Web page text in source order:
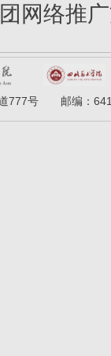
网络推
道777号 邮编：